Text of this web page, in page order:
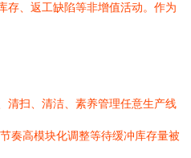
存、返工缺陷等非增值活动。作为
清扫、清洁、素养管理任意生产线
奏高模块化调整等待缓冲库存量被